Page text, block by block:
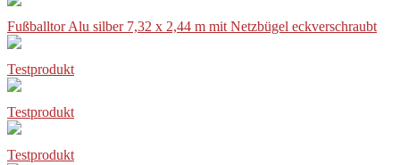
Fußballtor Alu silber 7,32 x 2,44 m mit Netzbügel eckverschraubt
Testprodukt
Testprodukt
Testprodukt